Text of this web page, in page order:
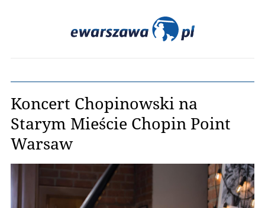
Koncert Chopinowski na
Starym Mieście Chopin Point
Warsaw